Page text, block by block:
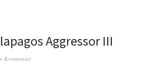
Aggressor III
Kommentar